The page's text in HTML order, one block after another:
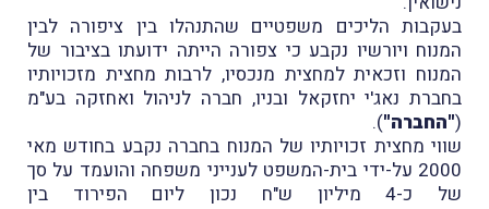
בעקבות הליכים משפטיים שהתנהלו בין ציפורה לבין
המנוח ויורשיו נקבע כי צפורה הייתה ידועתו בציבור של
המנוח וזכאית למחצית מנכסיו, לרבות מחצית מזכויותיו
בחברת נאג'י יחזקאל ובניו, חברה לניהול ואחזקה בע"מ
("החברה").
שווי מחצית זכויותיו של המנוח בחברה נקבע בחודש מאי
2000 על-ידי בית-המשפט לענייני משפחה והועמד על סך
של כ-4 מיליון ש"ח נכון ליום הפירוד בין